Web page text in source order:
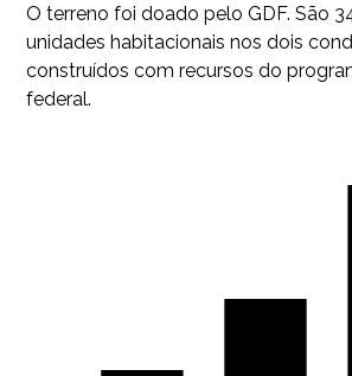
O terreno foi doado pelo GDF. São
unidades habitacionais nos dois
construídos com recursos do
federal.